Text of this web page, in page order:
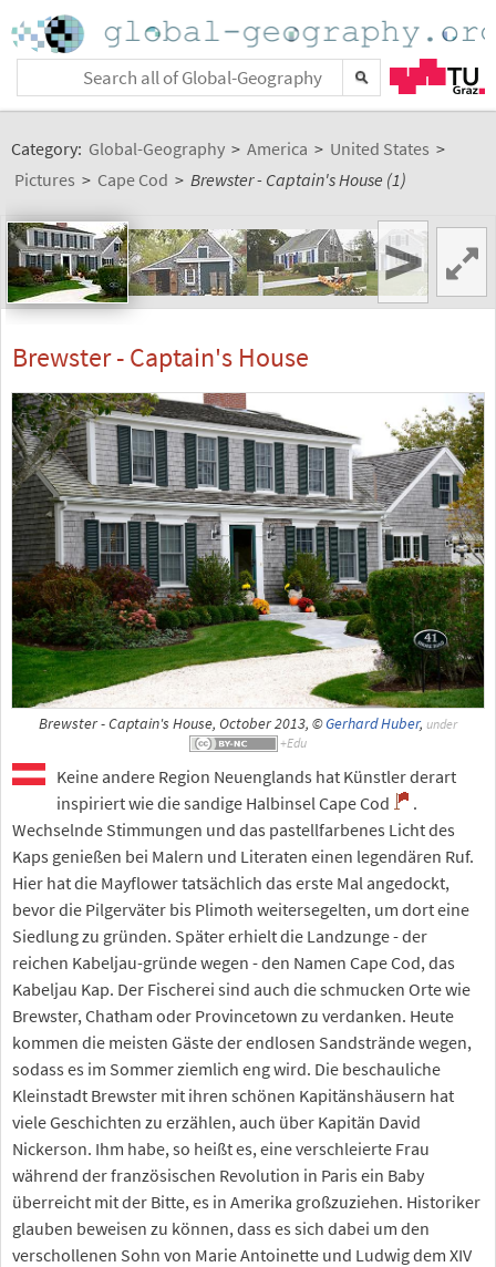
Category: Global-Geography > America > United States >
Pictures > Cape Cod > Brewster - Captain's House (1)
>
Brewster - Captain's House
Brewster - Captain's House, October 2013, ©Gerhard Huber, under
Keine andere Region Neuenglands hat Künstler derart
inspiriert wie die sandige Halbinsel Cape Cod
.
Wechselnde Stimmungen und das pastellfarbenes Licht des
Kaps genießen bei Malern und Literaten einen legendären Ruf.
Hier hat die Mayflower tatsächlich das erste Mal angedockt,
bevor die Pilgerväter bis Plimoth weitersegelten, um dort eine
Siedlung zu gründen. Später erhielt die Landzunge - der
reichen Kabeljau-gründe wegen - den Namen Cape Cod, das
Kabeljau Kap. Der Fischerei sind auch die schmucken Orte wie
Brewster, Chatham oder Provincetown zu verdanken. Heute
kommen die meisten Gäste der endlosen Sandstrände wegen,
sodass es im Sommer ziemlich eng wird. Die beschauliche
Kleinstadt Brewster mit ihren schönen Kapitänshäusern hat
viele Geschichten zu erzählen, auch über Kapitän David
Nickerson. Ihm habe, so heißt es, eine verschleierte Frau
während der französischen Revolution in Paris ein Baby
überreicht mit der Bitte, es in Amerika großzuziehen. Historiker
glauben beweisen zu können, dass es sich dabei um den
verschollenen Sohn von Marie Antoinette und Ludwig dem XIV